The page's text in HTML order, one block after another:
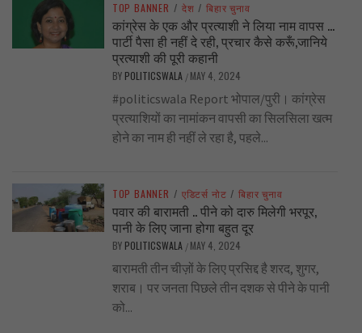
TOP BANNER / देश / बिहार चुनाव
कांग्रेस के एक और प्रत्याशी ने लिया नाम वापस …
पार्टी पैसा ही नहीं दे रही, प्रचार कैसे करूँ,जानिये
प्रत्याशी की पूरी कहानी
BY POLITICSWALA / MAY 4, 2024
#politicswala Report भोपाल/पुरी। कांग्रेस
प्रत्याशियों का नामांकन वापसी का सिलसिला खत्म
होने का नाम ही नहीं ले रहा है, पहले...
TOP BANNER / एडिटर्स नोट / बिहार चुनाव
पवार की बारामती .. पीने को दारु मिलेगी भरपूर,
पानी के लिए जाना होगा बहुत दूर
BY POLITICSWALA / MAY 4, 2024
बारामती तीन चीज़ों के लिए प्रसिद्द है शरद, शुगर,
शराब। पर जनता पिछले तीन दशक से पीने के पानी
को...